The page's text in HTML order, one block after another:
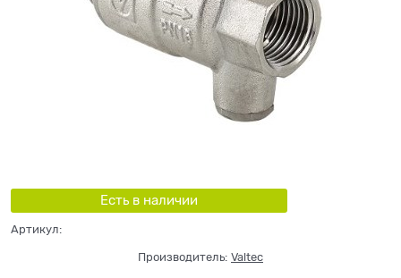
Есть в наличии
Артикул:
Производитель: Valtec